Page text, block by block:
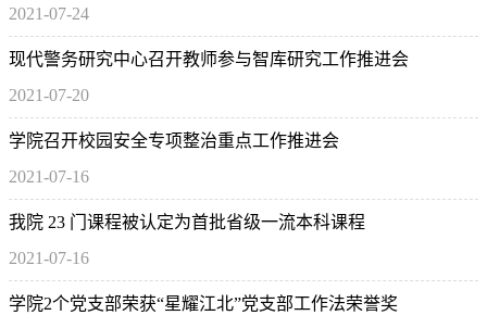
2021-07-24
现代警务研究中心召开教师参与智库研究工作推进会
2021-07-20
学院召开校园安全专项整治重点工作推进会
2021-07-16
我院 23 门课程被认定为首批省级一流本科课程
2021-07-16
学院2个党支部荣获“星耀江北”党支部工作法荣誉奖